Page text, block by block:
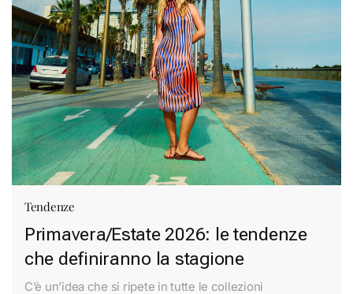
Tendenze
Primavera/Estate 2026: le tendenze
che definiranno la stagione
C’è un’idea che si ripete in tutte le collezioni